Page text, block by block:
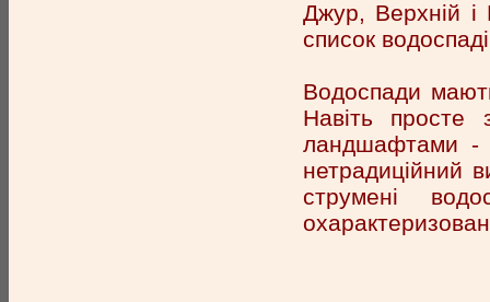
Джур, Верхній
список
Водоспади
Навіть просте
ландшафтами -
нетрадиційний
струмені